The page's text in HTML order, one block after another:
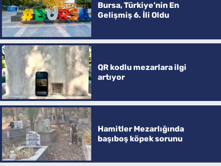
Bursa, Türkiye’nin En
Gelişmiş 6. İli Oldu
QR kodlu mezarlara ilgi
artıyor
Hamitler Mezarlığında
başıboş köpek sorunu